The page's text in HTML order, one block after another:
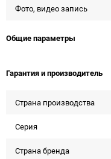
Фото, видео запись
Общие параметры
Гарантия и производитель
Страна производства
Серия
Страна бренда